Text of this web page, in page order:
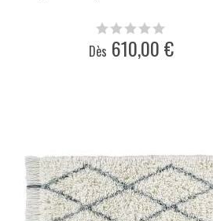
Dès 610,00 €